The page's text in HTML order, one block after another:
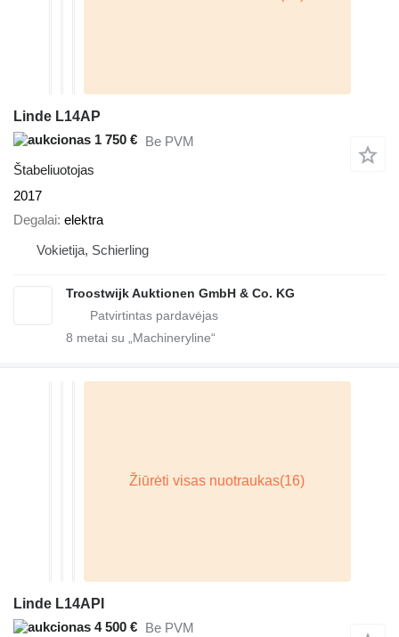
Linde L14AP
1 750 € Be PVM
Štabeliuotojas
2017
Degalai elektra
Vokietija, Schierling
Troostwijk Auktionen GmbH & Co. KG
8 metai su „Machineryline“
Linde L14API
4 500 € Be PVM